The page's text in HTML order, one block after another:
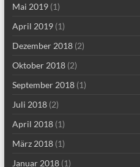
Mai 2019(1)
April 2019(1)
Dezember 2018(2)
Oktober 2018(2)
September 2018(1)
Juli 2018(2)
April 2018(1)
März 2018(1)
Januar 2018(1)